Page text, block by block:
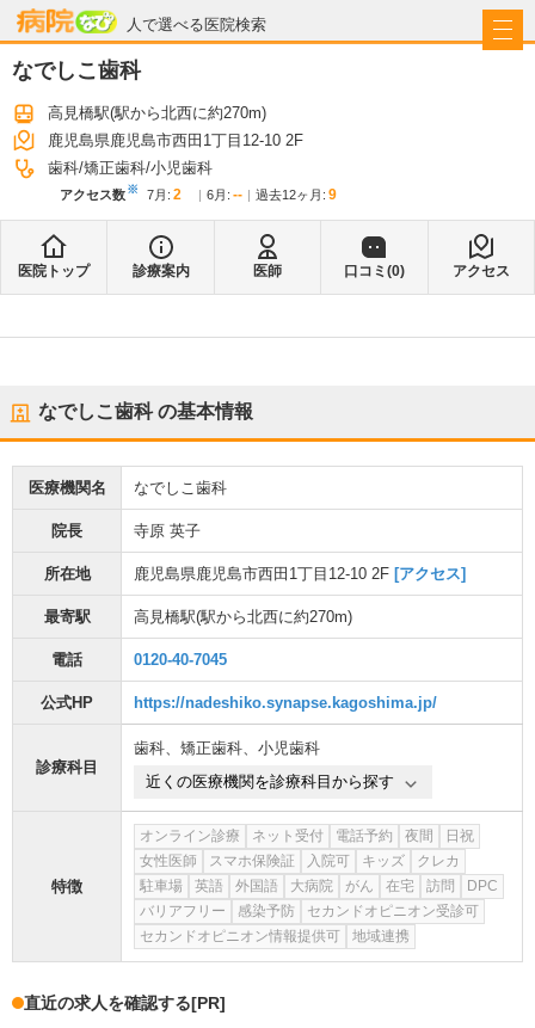
人で選べる医院検索
病院なび
なでしこ歯科
高見橋駅(駅から北西に約270m)
鹿児島県鹿児島市西田1丁目12-10 2F
歯科 矯正歯科 小児歯科
アクセス数※ 7月 : 2 6月 : -- 過去12ヶ月: 9
医院トップ 診療案内 医師 口コミ(0) アクセス
なでしこ歯科の基本情報
医療機関名 なでしこ歯科
院長 寺原 英子
所在地 鹿児島県鹿児島市西田1丁目12-10 2F [アクセス]
最寄駅 高見橋駅(駅から北西に約270m)
電話 0120-40-7045
公式HP https://nadeshiko.synapse.kagoshima.jp/
診療科目
歯科、 矯正歯科、 小児歯科
近くの医療機関を診療科目から探す
特徴
オンライン診療 ネット受付 電話予約 夜間
日祝
女性医師
スマホ保険証 入院可 キッズ
クレカ
駐車場
英語 外国語 大病院 がん 在宅 訪問
DPC
バリアフリー
感染予防
セカンドオピニオン受診可
セカンドオピニオン情報提供可
地域連携
直近の求人を確認する[PR]